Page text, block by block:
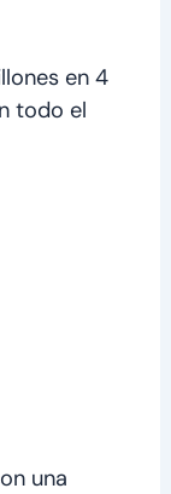
en 4
todo el
una